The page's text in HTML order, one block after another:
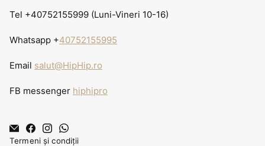
Tel +40752155999 (Luni-Vineri 10-16)
Whatsapp +40752155995
Email salut@HipHip.ro
FB messenger hiphipro
Termeni și condiții